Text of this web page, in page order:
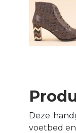
Deze
voetbed